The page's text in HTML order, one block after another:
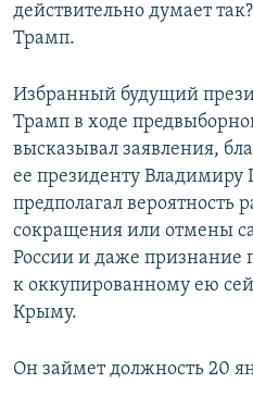
действительно думает
Трамп.
Избранный будущий
Трамп в ходе
высказывал заявления,
ее президенту Владимиру
предполагал вероятность
сокращения или отмены
России и даже признание
к оккупированному ею
Крыму.
Он займет должность 20